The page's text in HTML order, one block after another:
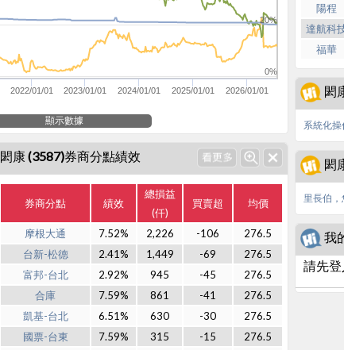
2022/01/01 2023/01/01 2024/01/01 2025/01/01 2026/01/01
0%
20%
顯示數據
閎康 (3587)券商分點績效
券商分點 績效
總損益
(仟)
買賣超 均價
摩根大通 7.52% 2,226 -106
276.5
台新-松德
2.41% 1,449 -69
276.5
富邦-台北
2.92% 945 -45
276.5
合庫
7.59% 861 -41
276.5
凱基-台北
6.51% 630 -30
276.5
國票-台東
7.59% 315 -15
276.5
陽程
達航科
福華
閎
系統化
閎
我
請先